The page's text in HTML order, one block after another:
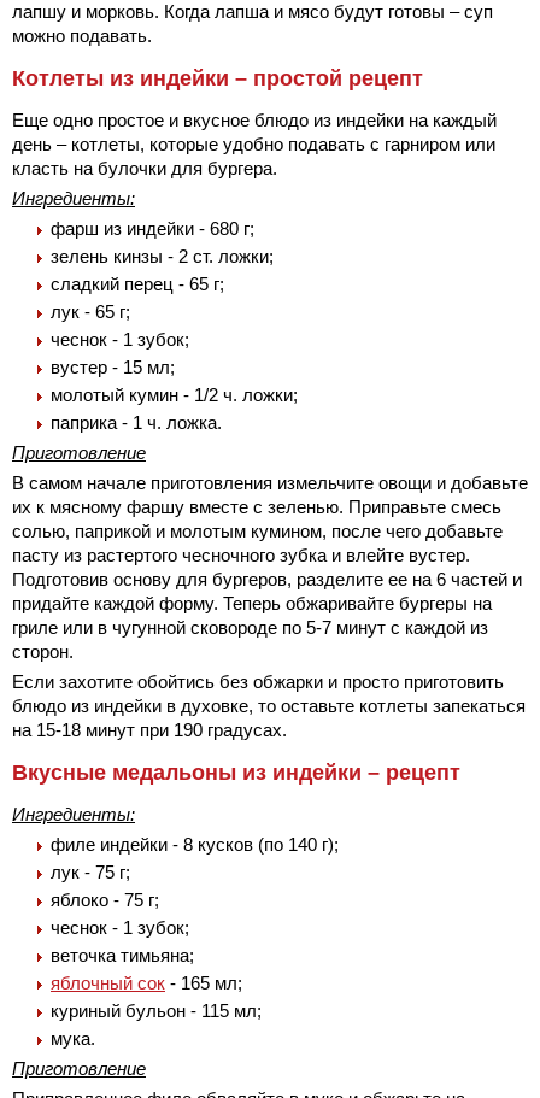
лапшу и морковь. Когда лапша и мясо будут готовы – суп
можно подавать.
Котлеты из индейки – простой рецепт
Еще одно простое и вкусное блюдо из индейки на каждый
день – котлеты, которые удобно подавать с гарниром или
класть на булочки для бургера.
Ингредиенты:
фарш из индейки - 680 г;
зелень кинзы - 2 ст. ложки;
сладкий перец - 65 г;
лук - 65 г;
чеснок - 1 зубок;
вустер - 15 мл;
молотый кумин - 1/2 ч. ложки;
паприка - 1 ч. ложка.
Приготовление
В самом начале приготовления измельчите овощи и добавьте
их к мясному фаршу вместе с зеленью. Приправьте смесь
солью, паприкой и молотым кумином, после чего добавьте
пасту из растертого чесночного зубка и влейте вустер.
Подготовив основу для бургеров, разделите ее на 6 частей и
придайте каждой форму. Теперь обжаривайте бургеры на
гриле или в чугунной сковороде по 5-7 минут с каждой из
сторон.
Если захотите обойтись без обжарки и просто приготовить
блюдо из индейки в духовке, то оставьте котлеты запекаться
на 15-18 минут при 190 градусах.
Вкусные медальоны из индейки – рецепт
Ингредиенты:
филе индейки - 8 кусков (по 140 г);
лук - 75 г;
яблоко - 75 г;
чеснок - 1 зубок;
веточка тимьяна;
яблочный сок - 165 мл;
куриный бульон - 115 мл;
мука.
Приготовление